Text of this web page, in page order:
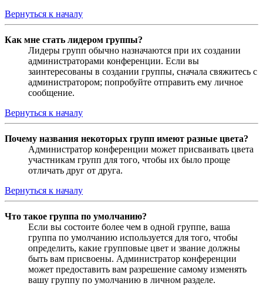
Вернуться к началу
Как мне стать лидером группы?
Лидеры групп обычно назначаются при их создании
администраторами конференции. Если вы
заинтересованы в создании группы, сначала свяжитесь с
администратором; попробуйте отправить ему личное
сообщение.
Вернуться к началу
Почему названия некоторых групп имеют разные цвета?
Администратор конференции может присваивать цвета
участникам групп для того, чтобы их было проще
отличать друг от друга.
Вернуться к началу
Что такое группа по умолчанию?
Если вы состоите более чем в одной группе, ваша
группа по умолчанию используется для того, чтобы
определить, какие групповые цвет и звание должны
быть вам присвоены. Администратор конференции
может предоставить вам разрешение самому изменять
вашу группу по умолчанию в личном разделе.